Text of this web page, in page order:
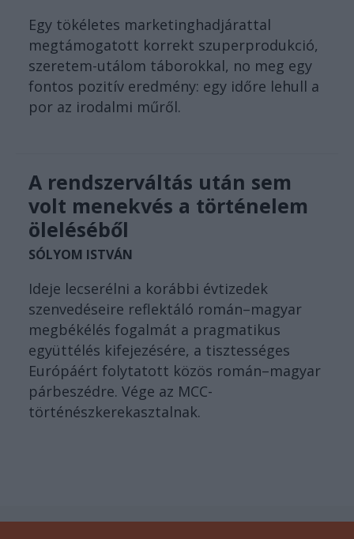
Egy tökéletes marketinghadjárattal
megtámogatott korrekt szuperprodukció,
szeretem-utálom táborokkal, no meg egy
fontos pozitív eredmény: egy időre lehull a
por az irodalmi műről.
A rendszerváltás után sem
volt menekvés a történelem
öleléséből
SÓLYOM ISTVÁN
Ideje lecserélni a korábbi évtizedek
szenvedéseire reflektáló román–magyar
megbékélés fogalmát a pragmatikus
együttélés kifejezésére, a tisztességes
Európáért folytatott közös román–magyar
párbeszédre. Vége az MCC-
történészkerekasztalnak.